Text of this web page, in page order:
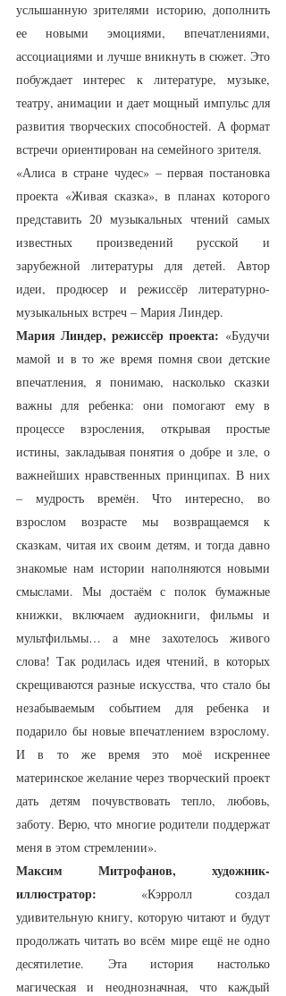
услышанную зрителями историю, дополнить
ее новыми эмоциями, впечатлениями,
ассоциациями и лучше вникнуть в сюжет. Это
побуждает интерес к литературе, музыке,
театру, анимации и дает мощный импульс для
развития творческих способностей. А формат
встречи ориентирован на семейного зрителя.
«Алиса в стране чудес» – первая постановка
проекта «Живая сказка», в планах которого
представить 20 музыкальных чтений самых
известных произведений русской и
зарубежной литературы для детей. Автор
идеи, продюсер и режиссёр литературно-
музыкальных встреч – Мария Линдер.
Мария Линдер, режиссёр проекта: «Будучи
мамой и в то же время помня свои детские
впечатления, я понимаю, насколько сказки
важны для ребенка: они помогают ему в
процессе взросления, открывая простые
истины, закладывая понятия о добре и зле, о
важнейших нравственных принципах. В них
– мудрость времён. Что интересно, во
взрослом возрасте мы возвращаемся к
сказкам, читая их своим детям, и тогда давно
знакомые нам истории наполняются новыми
смыслами. Мы достаём с полок бумажные
книжки, включаем аудиокниги, фильмы и
мультфильмы… а мне захотелось живого
слова! Так родилась идея чтений, в которых
скрещиваются разные искусства, что стало бы
незабываемым событием для ребенка и
подарило бы новые впечатлением взрослому.
И в то же время это моё искреннее
материнское желание через творческий проект
дать детям почувствовать тепло, любовь,
заботу. Верю, что многие родители поддержат
меня в этом стремлении».
Максим Митрофанов, художник-
иллюстратор: «Кэрролл создал
удивительную книгу, которую читают и будут
продолжать читать во всём мире ещё не одно
десятилетие. Эта история настолько
магическая и неоднозначная, что каждый